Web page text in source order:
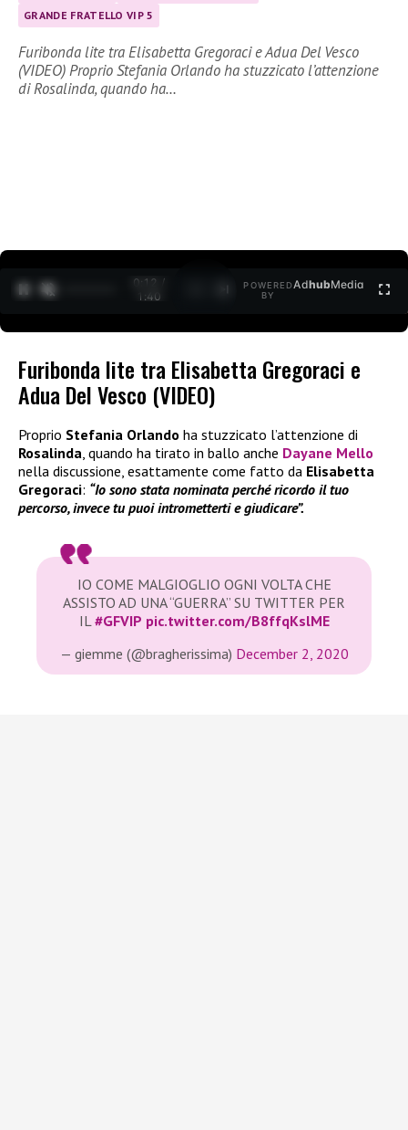
GRANDE FRATELLO VIP 5
Furibonda lite tra Elisabetta Gregoraci e Adua Del Vesco
(VIDEO) Proprio Stefania Orlando ha stuzzicato l’attenzione
di Rosalinda, quando ha…
0:12 /
1:40
POWERED
BY
AdhubMedia
Furibonda lite tra Elisabetta Gregoraci e
Adua Del Vesco (VIDEO)
Proprio Stefania Orlando ha stuzzicato l’attenzione di
Rosalinda, quando ha tirato in ballo anche Dayane Mello
nella discussione, esattamente come fatto da Elisabetta
Gregoraci: “Io sono stata nominata perché ricordo il tuo
percorso, invece tu puoi intrometterti e giudicare”.
IO COME MALGIOGLIO OGNI VOLTA CHE
ASSISTO AD UNA “GUERRA” SU TWITTER PER
IL#GFVIP pic.twitter.com/B8ffqKslME
— giemme (@bragherissima) December 2, 2020